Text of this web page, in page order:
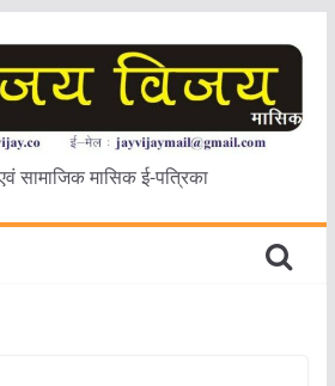
सामाजिक मासिक ई-पत्रिका